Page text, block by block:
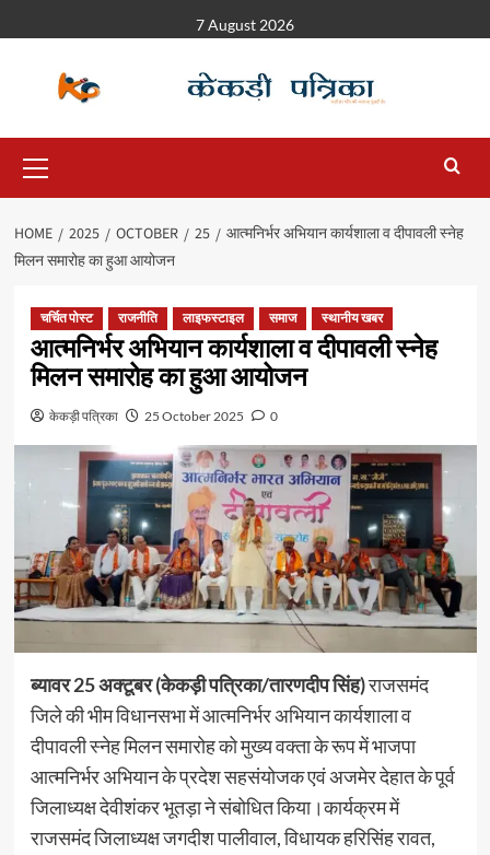
7 August 2026
HOME 2025 OCTOBER 25
आत्मनिर्भर अभियान कार्यशाला व दीपावली स्नेह
मिलन समारोह का हुआ आयोजन
चर्चित पोस्ट राजनीति लाइफस्टाइल समाज स्थानीय खबर
आत्मनिर्भर अभियान कार्यशाला व दीपावली स्नेह
मिलन समारोह का हुआ आयोजन
केकड़ी पत्रिका 25 October 2025 0
ब्यावर 25 अक्टूबर (केकड़ी पत्रिका/तारणदीप सिंह)राजसमंद
जिले की भीम विधानसभा में आत्मनिर्भर अभियान कार्यशाला व
दीपावली स्नेह मिलन समारोह को मुख्य वक्ता के रूप में भाजपा
आत्मनिर्भर अभियान के प्रदेश सहसंयोजक एवं अजमेर देहात के पूर्व
जिलाध्यक्ष देवीशंकर भूतड़ा ने संबोधित किया।कार्यक्रम में
राजसमंद जिलाध्यक्ष जगदीश पालीवाल, विधायक हरिसिंह रावत,